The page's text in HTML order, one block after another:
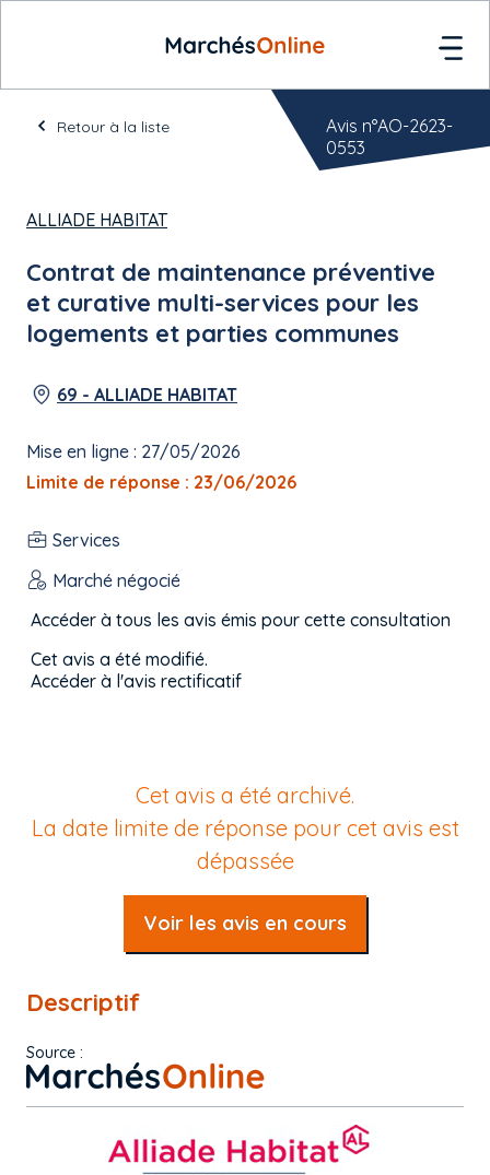
Retour à la liste
ALLIADE HABITAT
Contrat de maintenance préventive
et curative multi-services pour les
logements et parties communes
69 - ALLIADE HABITAT
Mise en ligne : 27/05/2026
Limite de réponse : 23/06/2026
Services
Marché négocié
Accéder à tous les avis émis pour cette consultation
Cet avis a été modifié.
Accéder à l'avis rectificatif
Avis n°AO-2623-
0553
Cet avis a été archivé.
La date limite de réponse pour cet avis est
dépassée
Voir les avis en cours
Descriptif
Source :